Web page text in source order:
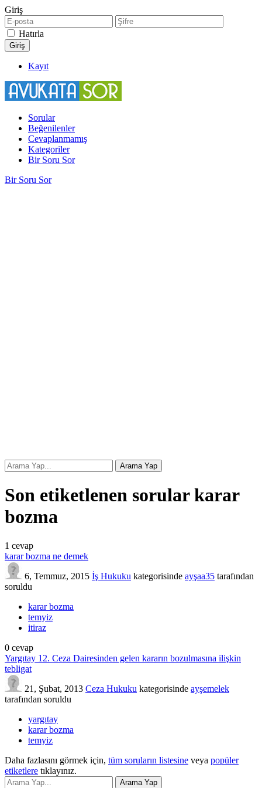
Giriş
Hatırla
Kayıt
Sorular
Beğenilenler
Cevaplanmamış
Kategoriler
Bir Soru Sor
Bir Soru Sor
Son etiketlenen sorular karar
bozma
1 cevap
karar bozma ne demek
6, Temmuz, 2015 İş Hukuku kategorisinde ayşaa35 tarafından
soruldu
karar bozma
temyiz
itiraz
0 cevap
Yargıtay 12. Ceza Dairesinden gelen kararın bozulmasına ilişkin
tebligat
21, Şubat, 2013 Ceza Hukuku kategorisinde ayşemelek
tarafından soruldu
yargıtay
karar bozma
temyiz
Daha fazlasını görmek için, tüm soruların listesine veya popüler
etiketlere tıklayınız.